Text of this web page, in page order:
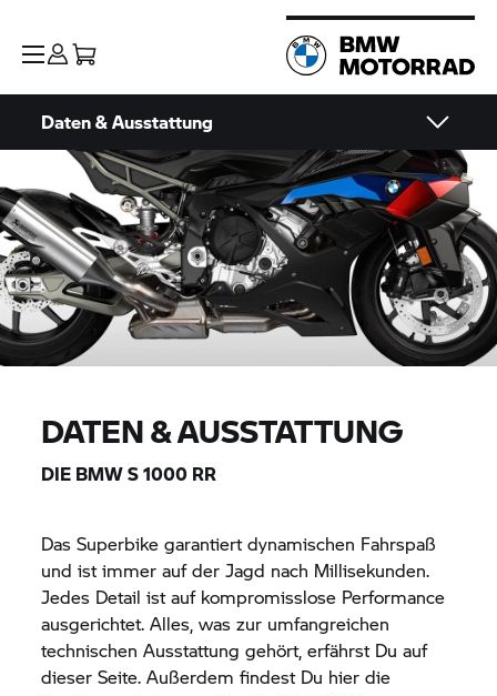
Daten & Ausstattung
DATEN & AUSSTATTUNG
DIE BMWS 1000 RR
Das Superbike garantiert dynamischen Fahrspaß
und ist immer auf der Jagd nach Millisekunden.
Jedes Detail ist auf kompromisslose Performance
ausgerichtet. Alles, was zur umfangreichen
technischen Ausstattung gehört, erfährst Du auf
dieser Seite. Außerdem findest Du hier die